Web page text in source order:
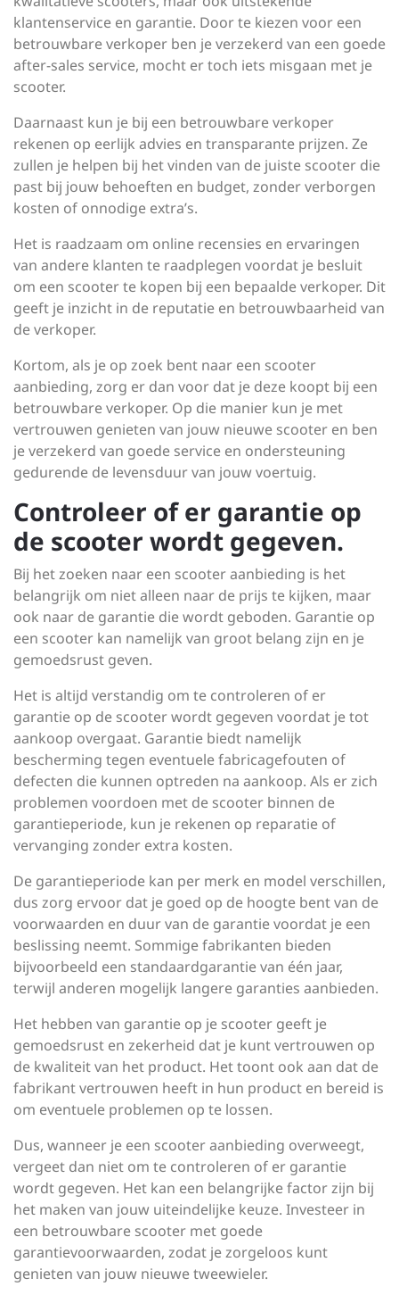
klantenservice en garantie. Door te kiezen voor een
betrouwbare verkoper ben je verzekerd van een goede
after-sales service, mocht er toch iets misgaan met je
scooter.
Daarnaast kun je bij een betrouwbare verkoper
rekenen op eerlijk advies en transparante prijzen. Ze
zullen je helpen bij het vinden van de juiste scooter die
past bij jouw behoeften en budget, zonder verborgen
kosten of onnodige extra’s.
Het is raadzaam om online recensies en ervaringen
van andere klanten te raadplegen voordat je besluit
om een scooter te kopen bij een bepaalde verkoper. Dit
geeft je inzicht in de reputatie en betrouwbaarheid van
de verkoper.
Kortom, als je op zoek bent naar een scooter
aanbieding, zorg er dan voor dat je deze koopt bij een
betrouwbare verkoper. Op die manier kun je met
vertrouwen genieten van jouw nieuwe scooter en ben
je verzekerd van goede service en ondersteuning
gedurende de levensduur van jouw voertuig.
Controleer of er garantie op
de scooter wordt gegeven.
Bij het zoeken naar een scooter aanbieding is het
belangrijk om niet alleen naar de prijs te kijken, maar
ook naar de garantie die wordt geboden. Garantie op
een scooter kan namelijk van groot belang zijn en je
gemoedsrust geven.
Het is altijd verstandig om te controleren of er
garantie op de scooter wordt gegeven voordat je tot
aankoop overgaat. Garantie biedt namelijk
bescherming tegen eventuele fabricagefouten of
defecten die kunnen optreden na aankoop. Als er zich
problemen voordoen met de scooter binnen de
garantieperiode, kun je rekenen op reparatie of
vervanging zonder extra kosten.
De garantieperiode kan per merk en model verschillen,
dus zorg ervoor dat je goed op de hoogte bent van de
voorwaarden en duur van de garantie voordat je een
beslissing neemt. Sommige fabrikanten bieden
bijvoorbeeld een standaardgarantie van één jaar,
terwijl anderen mogelijk langere garanties aanbieden.
Het hebben van garantie op je scooter geeft je
gemoedsrust en zekerheid dat je kunt vertrouwen op
de kwaliteit van het product. Het toont ook aan dat de
fabrikant vertrouwen heeft in hun product en bereid is
om eventuele problemen op te lossen.
Dus, wanneer je een scooter aanbieding overweegt,
vergeet dan niet om te controleren of er garantie
wordt gegeven. Het kan een belangrijke factor zijn bij
het maken van jouw uiteindelijke keuze. Investeer in
een betrouwbare scooter met goede
garantievoorwaarden, zodat je zorgeloos kunt
genieten van jouw nieuwe tweewieler.